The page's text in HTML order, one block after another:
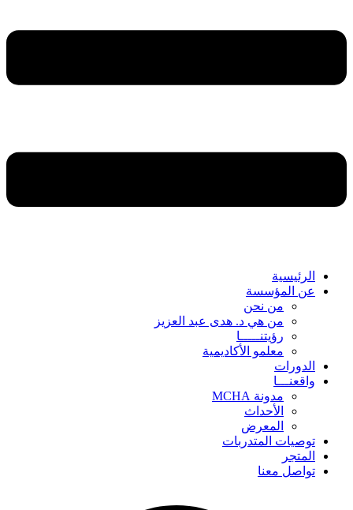
الرئيسية
عن المؤسسة
من نحن
من هي د. هدى عبد العزيز
رؤيتنـــــا
معلمو الأكاديمية
الدورات
واقعنـــا
مدونة MCHA
الأحداث
المعرض
توصيات المتدربات
المتجر
تواصل معنا